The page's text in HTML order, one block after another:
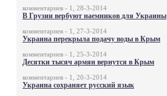
комментариев - 1, 28-3-2014
В Грузии вербуют наемников для Украины
комментариев - 1, 27-3-2014
Украина перекрыла подачу воды в Крым
комментариев - 1, 25-3-2014
Десятки тысяч армян вернутся в Крым
комментариев - 1, 20-3-2014
Украина сохраняет русский язык